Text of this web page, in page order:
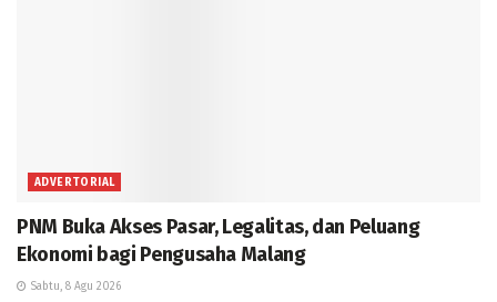
ADVERTORIAL
PNM Buka Akses Pasar, Legalitas, dan Peluang
Ekonomi bagi Pengusaha Malang
Sabtu, 8 Agu 2026